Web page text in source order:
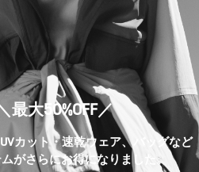
【期間限
セール価格より
※ログインまたは新規
※セール品の